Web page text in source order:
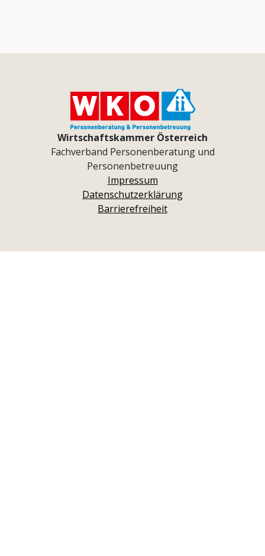
Wirtschaftskammer Österreich
Fachverband Personenberatung und
Personenbetreuung
Impressum
Datenschutzerklärung
Barrierefreiheit